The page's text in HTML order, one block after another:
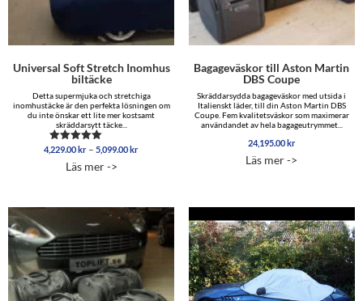
Universal Soft Stretch Inomhus
biltäcke
Detta supermjuka och stretchiga
inomhustäcke är den perfekta lösningen om
du inte önskar ett lite mer kostsamt
skräddarsytt täcke...
Betygsatt
av 5
4,229.00 kr – 5,099.00 krPrisintervall:
Läs mer ->
Bagageväskor till Aston Martin
DBS Coupe
Skräddarsydda bagageväskor med utsida i
Italienskt läder, till din Aston Martin DBS
Coupe. Fem kvalitetsväskor som maximerar
användandet av hela bagageutrymmet...
24,195.00 kr
Läs mer ->